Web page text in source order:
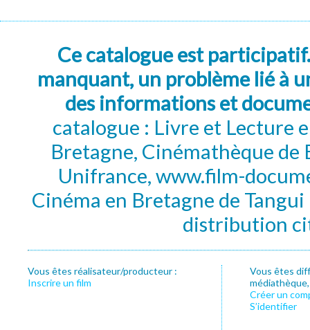
Ce catalogue est
manquant, un problème lié à
des informations et
catalogue : Livre et Lecture
Bretagne, Cinémathèque de
Unifrance, www.film-
Cinéma en Bretagne de
distribution
Vous êtes réalisateur/producteur :
Inscrire un film
Vous êtes
Créer un
S’identifier